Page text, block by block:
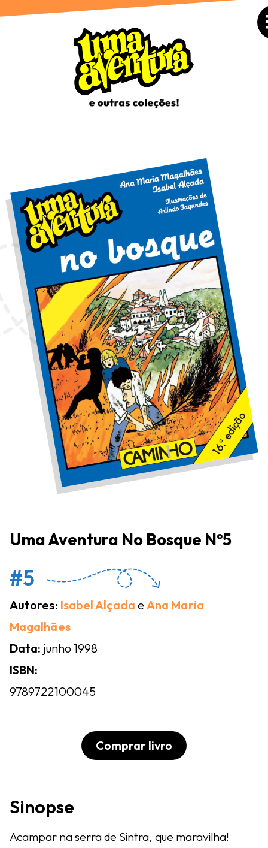
Uma Aventura No Bosque Nº5
#5
Autores: Isabel Alçada eAna Maria
Magalhães
Data: junho 1998
ISBN:
9789722100045
Comprar livro
Sinopse
Acampar na serra de Sintra, que maravilha!